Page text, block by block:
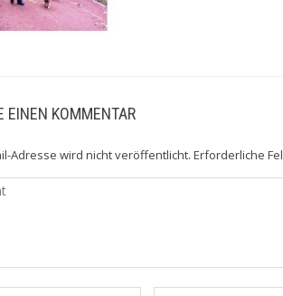
EINEN KOMMENTAR
Adresse wird nicht veröffentlicht. Erforderliche